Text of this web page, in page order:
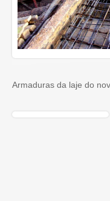
Armaduras da laje do